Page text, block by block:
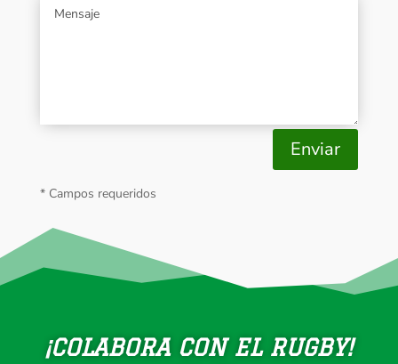
Enviar
* Campos requeridos
¡COLABORA CON EL RUGBY!